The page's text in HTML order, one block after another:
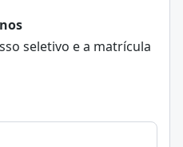
seletivo e a matrícula